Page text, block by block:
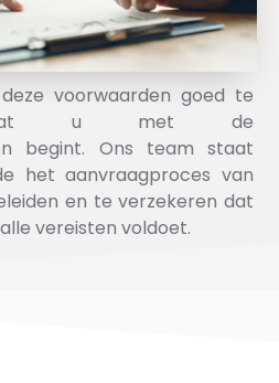
voorwaarden goed te
u met de
begint. Ons team staat
het aanvraagproces van
en te verzekeren dat
vereisten voldoet.